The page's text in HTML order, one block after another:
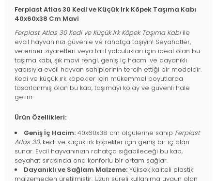
Ferplast Atlas 30 Kedi ve Küçük Irk Köpek Taşıma Kabı
40x60x38 Cm Mavi
Ferplast Atlas 30 Kedi ve Küçük Irk Köpek Taşıma Kabıile
evcil hayvanınızı güvenle ve rahatça taşıyın! Seyahatler,
veteriner ziyaretleri veya tatil yolculukları için ideal olan bu
taşıma kabı, şık mavi rengi, geniş iç hacmi ve dayanıklı
yapısıyla evcil hayvan sahiplerinin tercih ettiği bir modeldir.
Kedi ve küçük ırk köpekler için mükemmel boyutlarda
tasarlanmış olan bu kab, taşımayı kolay ve güvenli hale
getirir.
Ürün Özellikleri:
Geniş İç Hacim: 40x60x38 cm ölçülerine sahip Ferplast
Atlas 30, kedi ve küçük ırk köpekler için geniş bir iç alan
sunar. Evcil hayvanınızın rahatça sığabileceği bu kab,
seyahat sırasında ona konforlu bir ortam sağlar.
Dayanıklı ve Sağlam Malzeme: Yüksek kaliteli plastik
malzemeden üretilmiştir. Uzun süreli kullanıma uygun olan